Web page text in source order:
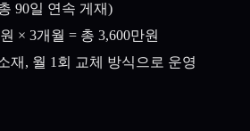
90일 연속 게재)
× 3개월 = 총 3,600만원
재, 월 1회 교체 방식으로 운영